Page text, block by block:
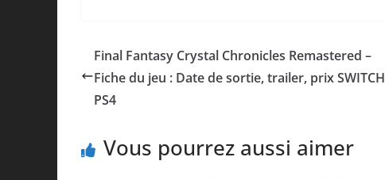
Final Fantasy Crystal Chronicles Remastered –
Fiche du jeu : Date de sortie, trailer, prix SWITCH
PS4
Vous pourrez aussi aimer